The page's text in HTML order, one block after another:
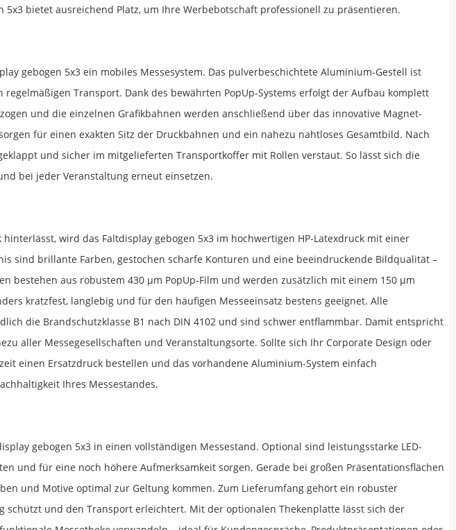
bietet ausreichend Platz, um Ihre Werbebotschaft professionell zu präsentieren.
gebogen 5x3 ein mobiles Messesystem. Das pulverbeschichtete Aluminium-Gestell ist
Transport. Dank des bewährten PopUp-Systems erfolgt der Aufbau komplett
und die einzelnen Grafikbahnen werden anschließend über das innovative Magnet-
für einen exakten Sitz der Druckbahnen und ein nahezu nahtloses Gesamtbild. Nach
und sicher im mitgelieferten Transportkoffer mit Rollen verstaut. So lässt sich die
bei jeder Veranstaltung erneut einsetzen.
wird das Faltdisplay gebogen 5x3 im hochwertigen HP-Latexdruck mit einer
sind brillante Farben, gestochen scharfe Konturen und eine beeindruckende Bildqualität –
bestehen aus robustem 430 µm PopUp-Film und werden zusätzlich mit einem 150 µm
kratzfest, langlebig und für den häufigen Messeeinsatz bestens geeignet. Alle
die Brandschutzklasse B1 nach DIN 4102 und sind schwer entflammbar. Damit entspricht
aller Messegesellschaften und Veranstaltungsorte. Sollte sich Ihr Corporate Design oder
einen Ersatzdruck bestellen und das vorhandene Aluminium-System einfach
Ihres Messestandes.
gebogen 5x3 in einen vollständigen Messestand. Optional sind leistungsstarke LED-
und für eine noch höhere Aufmerksamkeit sorgen. Gerade bei großen Präsentationsflächen
und Motive optimal zur Geltung kommen. Zum Lieferumfang gehört ein robuster
schützt und den Transport erleichtert. Mit der optionalen Thekenplatte lässt sich der